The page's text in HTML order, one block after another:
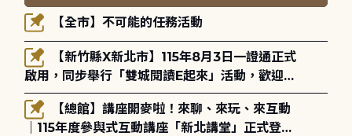
【全市】不可能的任務活動
啟用，同步舉行「雙城閱讀E起來」活動，歡迎踴
躍參加(115年8月3日至10月4日)。
｜115年度參與式互動講座「新北講堂」正式登